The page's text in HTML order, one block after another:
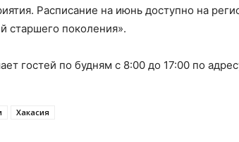
Расписание на июнь доступно на
старшего поколения».
гостей по будням с 8:00 до 17:00 по
Хакасия